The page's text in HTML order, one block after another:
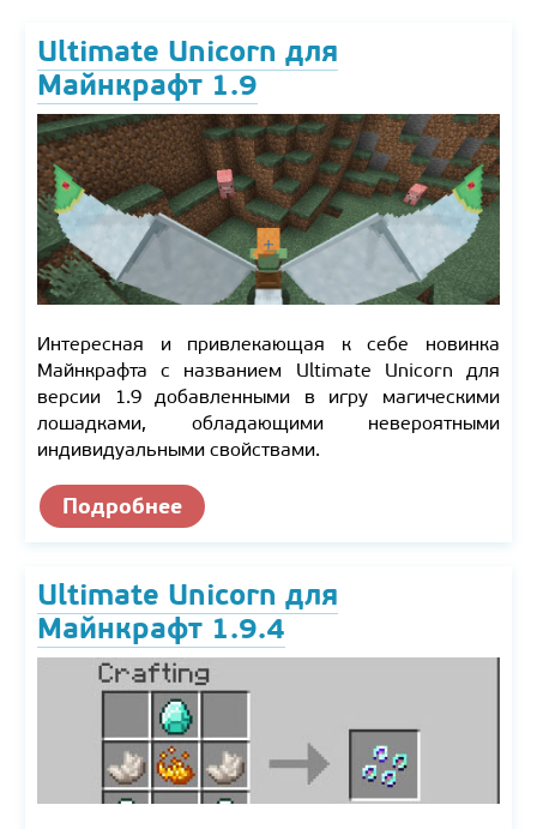
Ultimate Unicorn для
Майнкрафт 1.9
Интересная и привлекающая к себе новинка
Майнкрафта с названием Ultimate Unicorn для
версии 1.9 добавленными в игру магическими
лошадками, обладающими невероятными
индивидуальными свойствами.
Подробнее
Ultimate Unicorn для
Майнкрафт 1.9.4